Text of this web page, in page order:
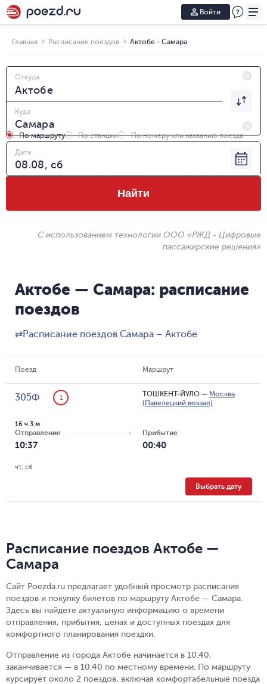
Войти
Главная Расписание поездов Актобе - Самара
Откуда
Куда
По маршруту По станции
По номеру или названию поезда
Дата
Найти
С использованием технологии ООО «РЖД - Цифровые
пассажирские решения»
Актобе — Самара: расписание
поездов
⇄Расписание поездов Самара – Актобе
Поезд Маршрут
305Ф 1 ТОШКЕНТ-ЙУЛО — Москва
(Павелецкий вокзал)
Отправление
10:37
16 ч 3 м
Прибытие
00:40
чт, сб
Выбрать дату
Расписание поездов Актобе —
Самара
Сайт Poezda.ru предлагает удобный просмотр расписания
поездов и покупку билетов по маршруту Актобе — Самара.
Здесь вы найдете актуальную информацию о времени
отправления, прибытия, ценах и доступных поездах для
комфортного планирования поездки.
Отправление из города Актобе начинается в 10:40,
заканчивается — в 10:40 по местному времени. По маршруту
курсирует около 2 поездов, включая комфортабельные поезда